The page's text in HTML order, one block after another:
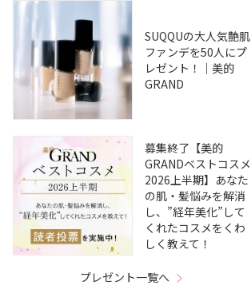
SUQQUの大人気艶肌
ファンデを50人にプ
レゼント！｜美的
GRAND
募集終了【美的
GRANDベストコスメ
2026上半期】あなた
の肌・髪悩みを解消
し、”経年美化”して
くれたコスメをくわ
しく教えて！
プレゼント一覧へ